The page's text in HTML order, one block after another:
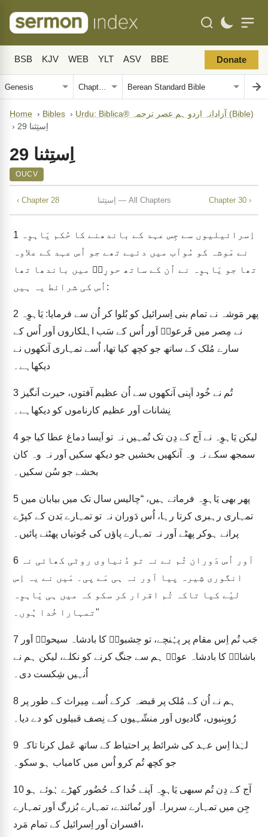
BSB KJV WEB YLT ASV BBE Donate
Home › Bibles ›
Urdu: Biblica® آزادانہ اردو ہم عصر ترجمہ (Bible)
›
اِستِثنا 29
اِستِثنا 29
OUCV
‹ Chapter 28 اِستِثنا — All Chapters Chapter 30 ›
1
نے مَوشہ کو مُوآب میں دئیے تھے جو اُس عہد کے علاوہ
تھا جو یَاہوِہ نے اُن کے ساتھ حورِبؔ میں باندھا تھا
اُس کی شرائط یہ ہیں:
2
نے مِصر میں فَرعوہؔ اَور اُس کے سَب اہلکاروں اَور اُس کے
سارے مُلک کے ساتھ جو کچھ کیا تھا، اُسے تمہاری آنکھوں نے
دیکھاہے۔
3
نِشانات اَور عظیم کارناموں کو دیکھاہے۔
4
سمجھ سکے نہ وہ آنکھیں بخشیں جو دیکھ سکیں اَور نہ وہ کان
بخشے جو سُن سکیں۔
5
تمہاری رہبری کرتا رہا، اُس دَوران نہ تو تمہارے بَدن کے کپڑے
پرانے ہوکر پھٹے اَور نہ تمہارے پاؤں کی جُوتیاں پھٹنے پائیں۔
6
انگوری شِیرہ پیا اَور نہ ہی مَے پی۔ مَیں نے یہ اِس
لیٔے کیا تاکہ تُم اقرار کر سکو کہ میں ہی یَاہوِہ
تمہارا خُدا ہُوں۔"
7
باشانؔ کا بادشاہ عوگؔ ہم سے جنگ کرنے کو نکلے، لیکن ہم نے
اُنہیں شِکست دی۔
8
رُوبِنیوں، گادیوں اَور منشّہیوں کے نِصف قبیلوں کو دے دیا۔
9
جو کچھ تُم کرو اُس میں کامیاب ہو سکو۔
10
جِن میں تمہارے سربراہ اَور نُمائندے، تمہارے بُزرگ اَور تمہارے
افسران اَور اِسرائیل کے تمام مَرد،